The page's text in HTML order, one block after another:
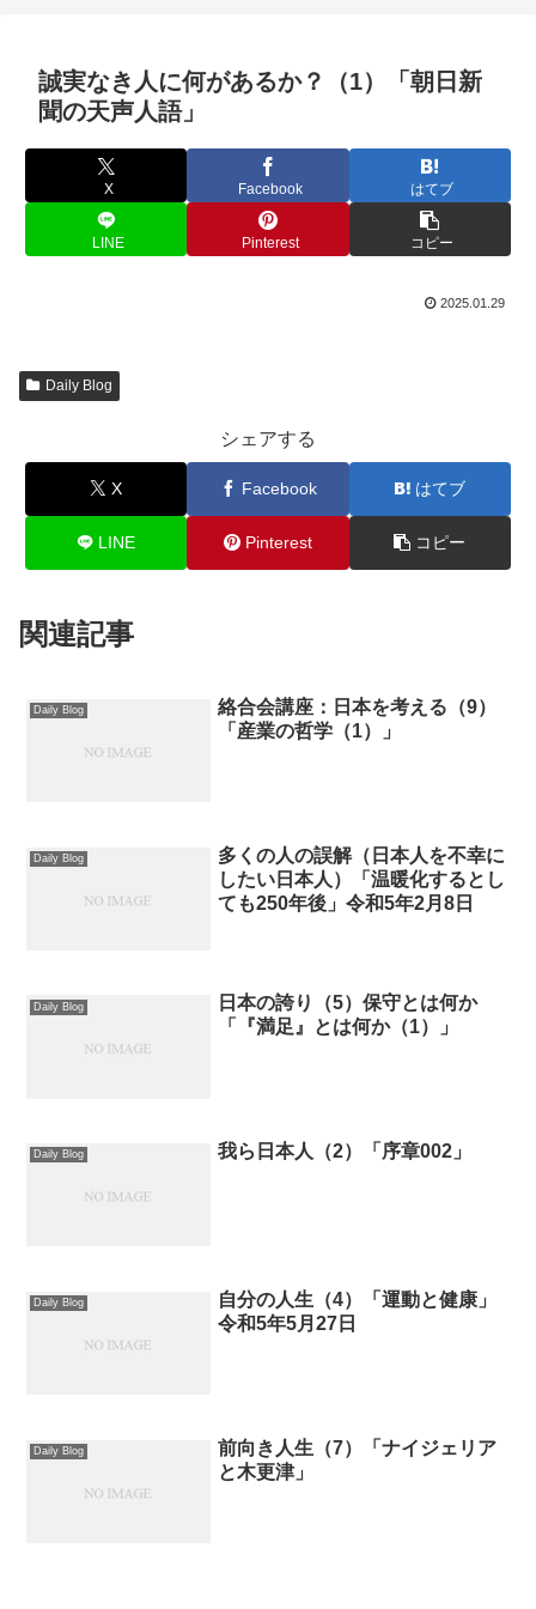
誠実なき人に何があるか？（1）「朝日新
聞の天声人語」
X Facebook はてブ
LINE Pinterest コピー
2025.01.29
Daily Blog
シェアする
X Facebook はてブ
LINE Pinterest コピー
関連記事
Daily Blog
絡合会講座：日本を考える（9）
「産業の哲学（1）」
Daily Blog
多くの人の誤解（日本人を不幸に
したい日本人）「温暖化するとし
ても250年後」令和5年2月8日
Daily Blog
日本の誇り（5）保守とは何か
「『満足』とは何か（1）」
Daily Blog 我ら日本人（2）「序章002」
Daily Blog
自分の人生（4）「運動と健康」
令和5年5月27日
Daily Blog
前向き人生（7）「ナイジェリア
と木更津」